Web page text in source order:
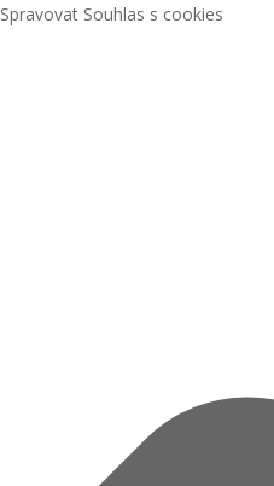
Spravovat Souhlas s cookies